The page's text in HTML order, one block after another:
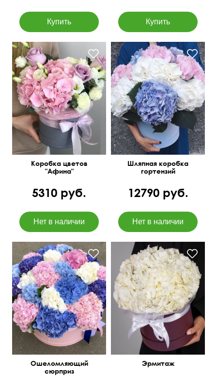
Фиолетовые розы
Эквадор, розовая
гидрангия, белые
лизиантусы.
Коробка цветов
"Афина"
5310 руб.
Различные варианты
оформления
Шляпная коробка
гортензий
12790 руб.
В диаметре от 80 см
Ошеломляющий
сюрприз
Нежные гортензии с
крупными бутонами в
шляпной коробке.
Эрмитаж